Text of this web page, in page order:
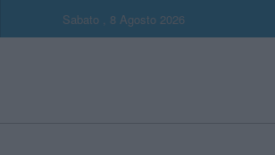
Sabato , 8 Agosto 2026